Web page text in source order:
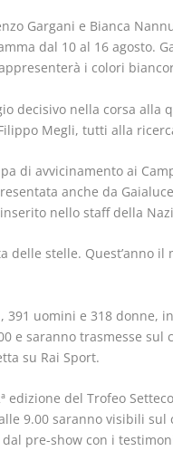
Gargani e Bianca
dal 10 al 16 agosto.
i colori
decisivo nella corsa
Megli, tutti alla
di avvicinamento ai
anche da
nello staff della
stelle. Quest’anno
391 uomini e 318 donne,
saranno trasmesse sul
su Rai Sport.
edizione del Trofeo
9.00 saranno visibili
pre-show con i